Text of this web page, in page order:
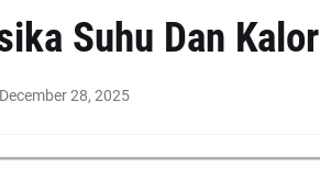
Suhu Dan Kalor
December 28, 2025